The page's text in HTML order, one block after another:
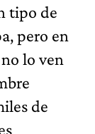
tipo de
pero en
lo ven
de